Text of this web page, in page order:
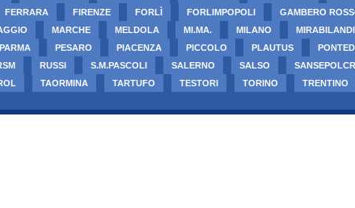
FERRARA FIRENZE FORLÌ FORLIMPOPOLI GAMBERO
MARCHE MELDOLA MI.MA. MILANO
PARMA PESARO PIACENZA PICCOLO PLAUTUS
RUSSI S.M.PASCOLI SALERNO SALSO
TAORMINA TARTUFO TESTORI TORINO TRENTINO